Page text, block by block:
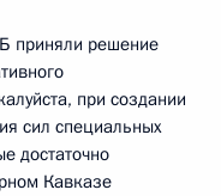
приняли решение
при создании
сил специальных
достаточно
Кавказе